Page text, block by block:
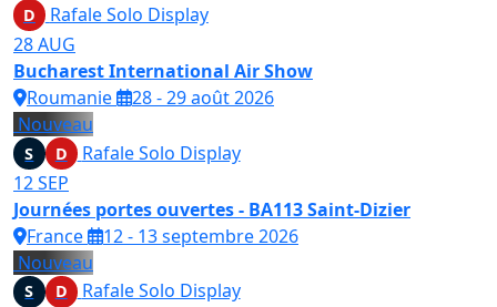
D
Rafale Solo Display
28AUG
Bucharest International Air Show
Roumanie
28 - 29 août 2026
Nouveau
S D
Rafale Solo Display
12SEP
Journées portes ouvertes - BA113 Saint-Dizier
France
12 - 13 septembre 2026
Nouveau
S D
Rafale Solo Display